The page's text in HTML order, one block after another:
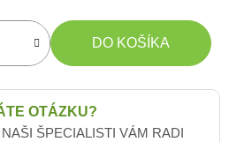
DO KOŠÍKA
OTÁZKU?
ŠPECIALISTI VÁM RADI